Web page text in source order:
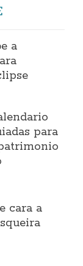
a
para
cara a